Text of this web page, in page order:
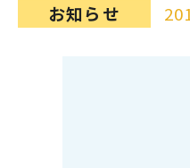
お知らせ